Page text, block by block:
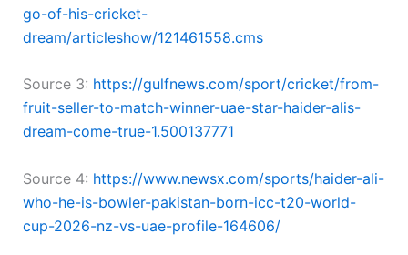
go-of-his-cricket-
dream/articleshow/121461558.cms
Source 3: https://gulfnews.com/sport/cricket/from-
fruit-seller-to-match-winner-uae-star-haider-alis-
dream-come-true-1.500137771
Source 4: https://www.newsx.com/sports/haider-ali-
who-he-is-bowler-pakistan-born-icc-t20-world-
cup-2026-nz-vs-uae-profile-164606/